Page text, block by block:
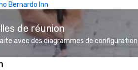
Bernardo Inn
de réunion
avec des diagrammes de